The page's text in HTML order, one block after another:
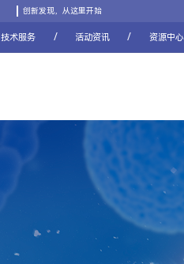
创新发现，从这里开始
技术服务 / 活动资讯 / 资源中心